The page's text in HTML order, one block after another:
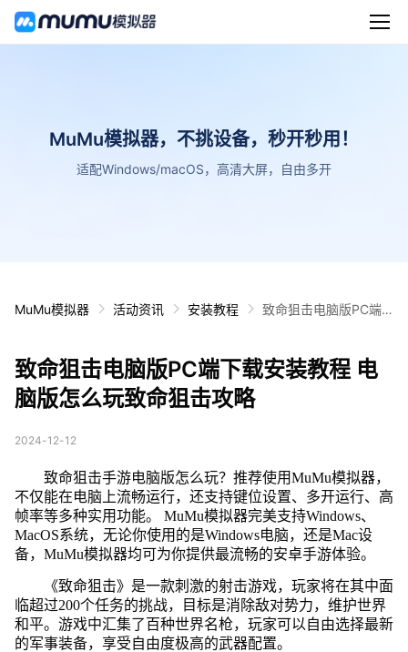
MuMu模拟器，不挑设备，秒开秒用！
适配Windows/macOS，高清大屏，自由多开
MuMu模拟器 活动资讯 安装教程
致命狙击电脑版PC端
致命狙击电脑版PC端下载安装教程 电
脑版怎么玩致命狙击攻略
2024-12-12
致命狙击手游电脑版怎么玩？推荐使用MuMu模拟器，
不仅能在电脑上流畅运行，还支持键位设置、多开运行、高
帧率等多种实用功能。 MuMu模拟器完美支持Windows、
MacOS系统，无论你使用的是Windows电脑，还是Mac设
备，MuMu模拟器均可为你提供最流畅的安卓手游体验。
《致命狙击》是一款刺激的射击游戏，玩家将在其中面
临超过200个任务的挑战，目标是消除敌对势力，维护世界
和平。游戏中汇集了百种世界名枪，玩家可以自由选择最新
的军事装备，享受自由度极高的武器配置。